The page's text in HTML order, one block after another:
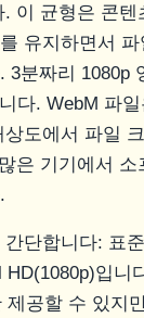
. 이 균형은 콘
유지하면서
3분짜리 1080p
다. WebM 파
도에서 파일
은 기기에서 소
단합니다: 표
HD(1080p)입니
제공할 수 있지